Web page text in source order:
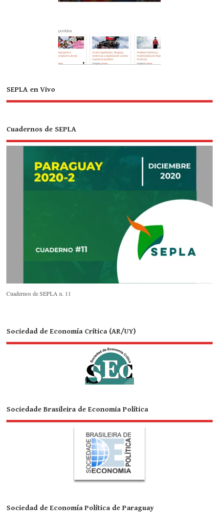
SEPLA en Vivo
Cuadernos de SEPLA
Cuadernos de SEPLA n. 11
Sociedad de Economía Crítica (AR/UY)
Sociedade Brasileira de Economia Política
Sociedad de Economía Política de Paraguay